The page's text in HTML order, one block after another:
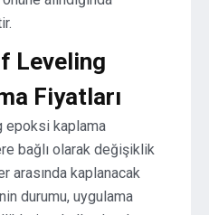
Leveling
Fiyatları
epoksi kaplama
bağlı olarak değişiklik
arasında kaplanacak
durumu, uygulama